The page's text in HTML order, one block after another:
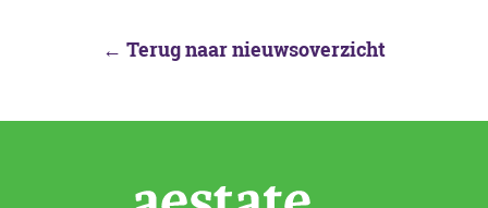
← Terug naar nieuwsoverzicht